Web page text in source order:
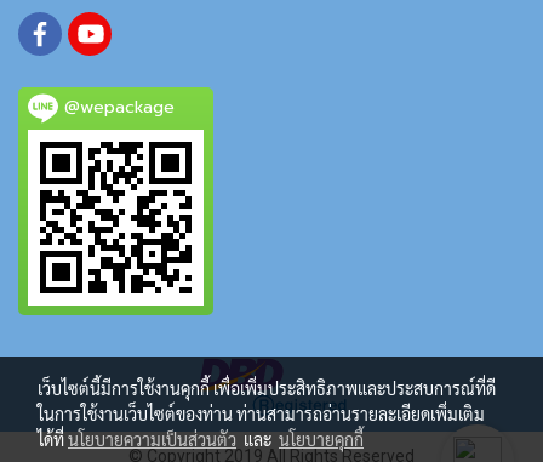
@wepackage
© Copyright 2019 All Rights Reserved
เว็บไซต์นี้มีการใช้งานคุกกี้ เพื่อเพิ่มประสิทธิภาพและประสบการณ์ที่ดี
ในการใช้งานเว็บไซต์ของท่าน ท่านสามารถอ่านรายละเอียดเพิ่มเติม
ได้ที่นโยบายความเป็นส่วนตัวและนโยบายคุกกี้